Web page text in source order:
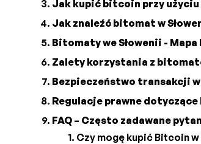
Jak kupić bitcoin przy
Jak znaleźć bitomat w
Bitomaty we Słowenii -
Zalety korzystania z
Bezpieczeństwo transakcji
Regulacje prawne
FAQ – Często zadawane
Czy mogę kupić Bitcoin